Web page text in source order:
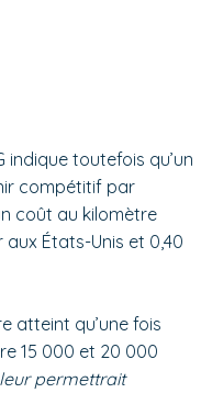
indique toutefois qu’un
compétitif par
coût au kilomètre
États-Unis et 0,40
atteint qu’une fois
15 000 et 20 000
permettrait